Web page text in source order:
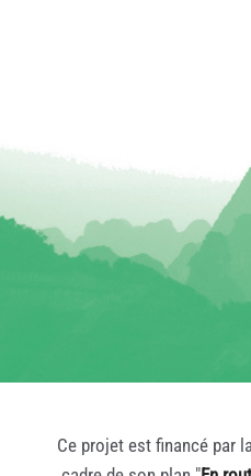
Ce projet est financé par